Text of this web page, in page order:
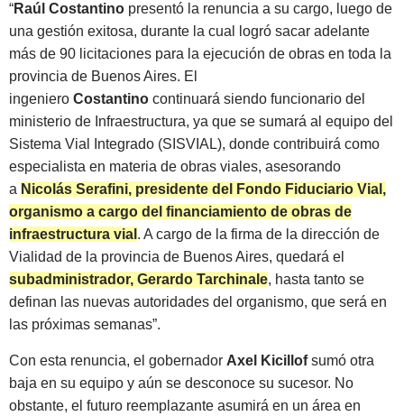
“Raúl Costantino presentó la renuncia a su cargo, luego de
una gestión exitosa, durante la cual logró sacar adelante
más de 90 licitaciones para la ejecución de obras en toda la
provincia de Buenos Aires. El
ingeniero Costantino continuará siendo funcionario del
ministerio de Infraestructura, ya que se sumará al equipo del
Sistema Vial Integrado (SISVIAL), donde contribuirá como
especialista en materia de obras viales, asesorando
a Nicolás Serafini, presidente del Fondo Fiduciario Vial,
organismo a cargo del financiamiento de obras de
infraestructura vial . A cargo de la firma de la dirección de
Vialidad de la provincia de Buenos Aires, quedará el
subadministrador, Gerardo Tarchinale, hasta tanto se
definan las nuevas autoridades del organismo, que será en
las próximas semanas”.
Con esta renuncia, el gobernador Axel Kicillofsumó otra
baja en su equipo y aún se desconoce su sucesor. No
obstante, el futuro reemplazante asumirá en un área en